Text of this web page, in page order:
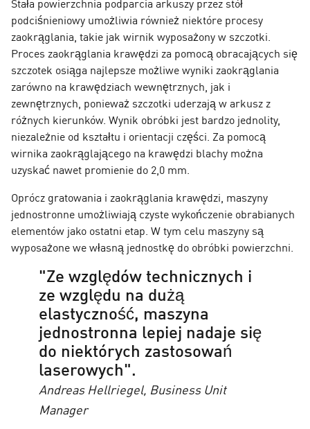
podciśnieniowy umożliwia również niektóre procesy
zaokrąglania, takie jak wirnik wyposażony w szczotki.
Proces zaokrąglania krawędzi za pomocą obracających się
szczotek osiąga najlepsze możliwe wyniki zaokrąglania
zarówno na krawędziach wewnętrznych, jak i
zewnętrznych, ponieważ szczotki uderzają w arkusz z
różnych kierunków. Wynik obróbki jest bardzo jednolity,
niezależnie od kształtu i orientacji części. Za pomocą
wirnika zaokrąglającego na krawędzi blachy można
uzyskać nawet promienie do 2,0 mm.
Oprócz gratowania i zaokrąglania krawędzi, maszyny
jednostronne umożliwiają czyste wykończenie obrabianych
elementów jako ostatni etap. W tym celu maszyny są
wyposażone we własną jednostkę do obróbki powierzchni.
"Ze względów technicznych i
ze względu na dużą
elastyczność, maszyna
jednostronna lepiej nadaje się
do niektórych zastosowań
laserowych".
Andreas Hellriegel, Business Unit
Manager